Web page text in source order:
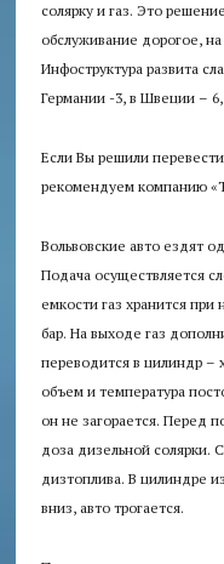
солярку и газ. Это
обслуживание дорогое,
Инфоструктура развита
Германии -3, в Швеции – 6,
Если Вы решили
рекомендуем компанию
Вольвовские авто ездят
Подача осуществляется
емкости газ хранится
бар. На выходе газ
переводится в цилиндр –
объем и температура
он не загорается. Перед
доза дизельной солярки.
дизтоплива. В цилиндре
вниз, авто трогается.